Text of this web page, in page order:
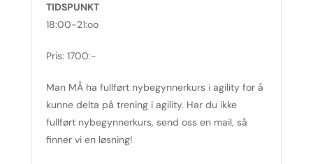
TIDSPUNKT
18:00-21:oo
Pris: 1700:-
Man MÅ ha fullført nybegynnerkurs i agility for å
kunne delta på trening i agility. Har du ikke
fullført nybegynnerkurs, send oss en mail, så
finner vi en løsning!